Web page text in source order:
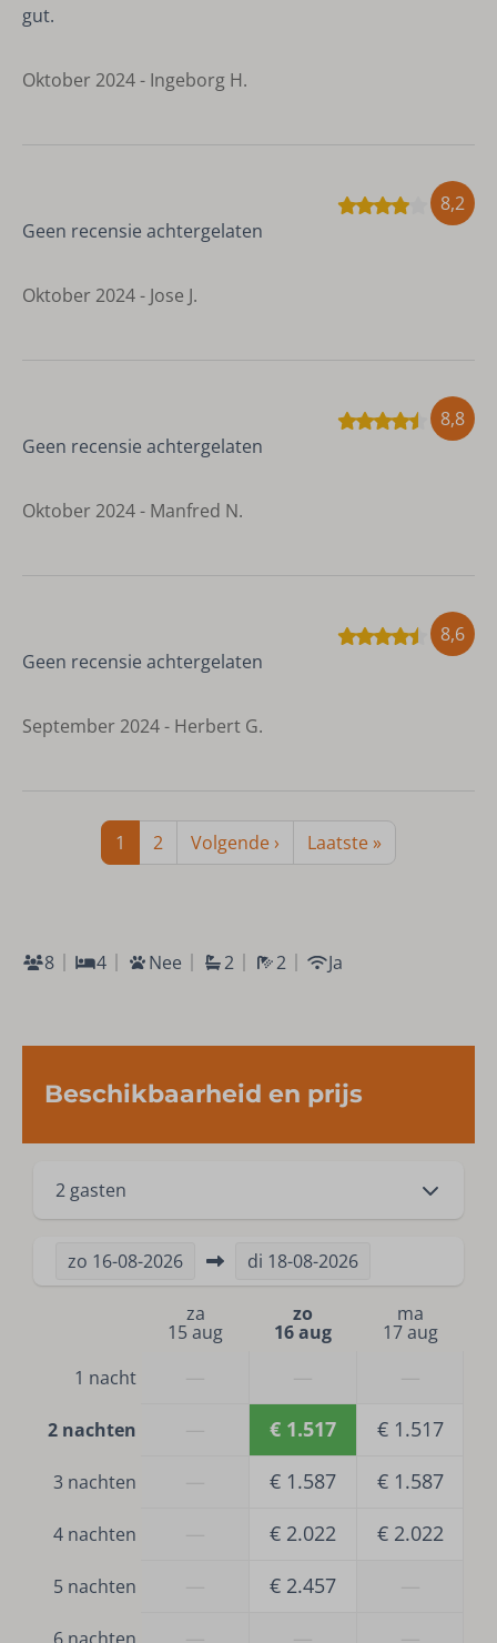
gut.
Oktober 2024 - Ingeborg H.
8,2
Geen recensie achtergelaten
Oktober 2024 - Jose J.
8,8
Geen recensie achtergelaten
Oktober 2024 - Manfred N.
8,6
Geen recensie achtergelaten
September 2024 - Herbert G.
1 2 Volgende › Laatste »
8 4 Nee 2 2 Ja
Beschikbaarheid en prijs
2 gasten
zo 16-08-2026 di 18-08-2026
za
15 aug
zo
16 aug
ma
17 aug
1 nacht
2 nachten € 1.517 € 1.517
3 nachten € 1.587 € 1.587
4 nachten € 2.022 € 2.022
5 nachten € 2.457